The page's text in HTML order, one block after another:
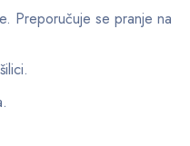
Preporučuje se pranje na